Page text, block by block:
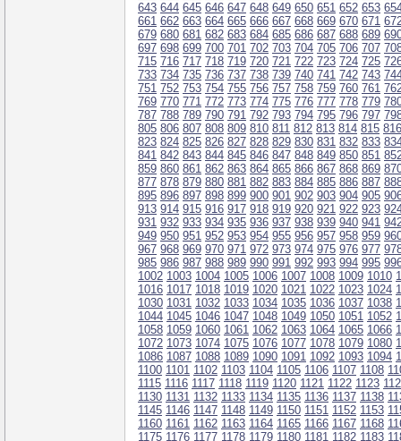
643 644 645 646 647 648 649 650 651 652 653
661 662 663 664 665 666 667 668 669 670 671
679 680 681 682 683 684 685 686 687 688 689
697 698 699 700 701 702 703 704 705 706 707
715 716 717 718 719 720 721 722 723 724 725
733 734 735 736 737 738 739 740 741 742 743
751 752 753 754 755 756 757 758 759 760 761
769 770 771 772 773 774 775 776 777 778 779
787 788 789 790 791 792 793 794 795 796 797
805 806 807 808 809 810 811 812 813 814 815 816
823 824 825 826 827 828 829 830 831 832 833
841 842 843 844 845 846 847 848 849 850 851
859 860 861 862 863 864 865 866 867 868 869
877 878 879 880 881 882 883 884 885 886 887
895 896 897 898 899 900 901 902 903 904 905
913 914 915 916 917 918 919 920 921 922 923
931 932 933 934 935 936 937 938 939 940 941
949 950 951 952 953 954 955 956 957 958 959
967 968 969 970 971 972 973 974 975 976 977
985 986 987 988 989 990 991 992 993 994 995
1002 1003 1004 1005 1006 1007 1008 1009 1010
1016 1017 1018 1019 1020 1021 1022 1023 1024
1030 1031 1032 1033 1034 1035 1036 1037 1038
1044 1045 1046 1047 1048 1049 1050 1051 1052
1058 1059 1060 1061 1062 1063 1064 1065 1066
1072 1073 1074 1075 1076 1077 1078 1079 1080
1086 1087 1088 1089 1090 1091 1092 1093 1094
1100 1101 1102 1103 1104 1105 1106 1107 1108
1115 1116 1117 1118 1119 1120 1121 1122 1123
1130 1131 1132 1133 1134 1135 1136 1137 1138
1145 1146 1147 1148 1149 1150 1151 1152 1153
1160 1161 1162 1163 1164 1165 1166 1167 1168
1175 1176 1177 1178 1179 1180 1181 1182 1183